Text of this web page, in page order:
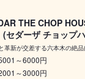
THE CHOP
ダーザ チョップ
革新が交差する六本木の絶品
～6000円
～3000円